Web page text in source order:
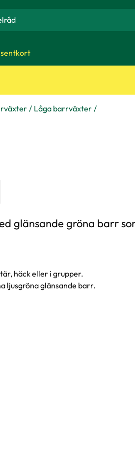
Låga barrväxter
glänsande gröna barr
häck eller i grupper.
ljusgröna glänsande barr.